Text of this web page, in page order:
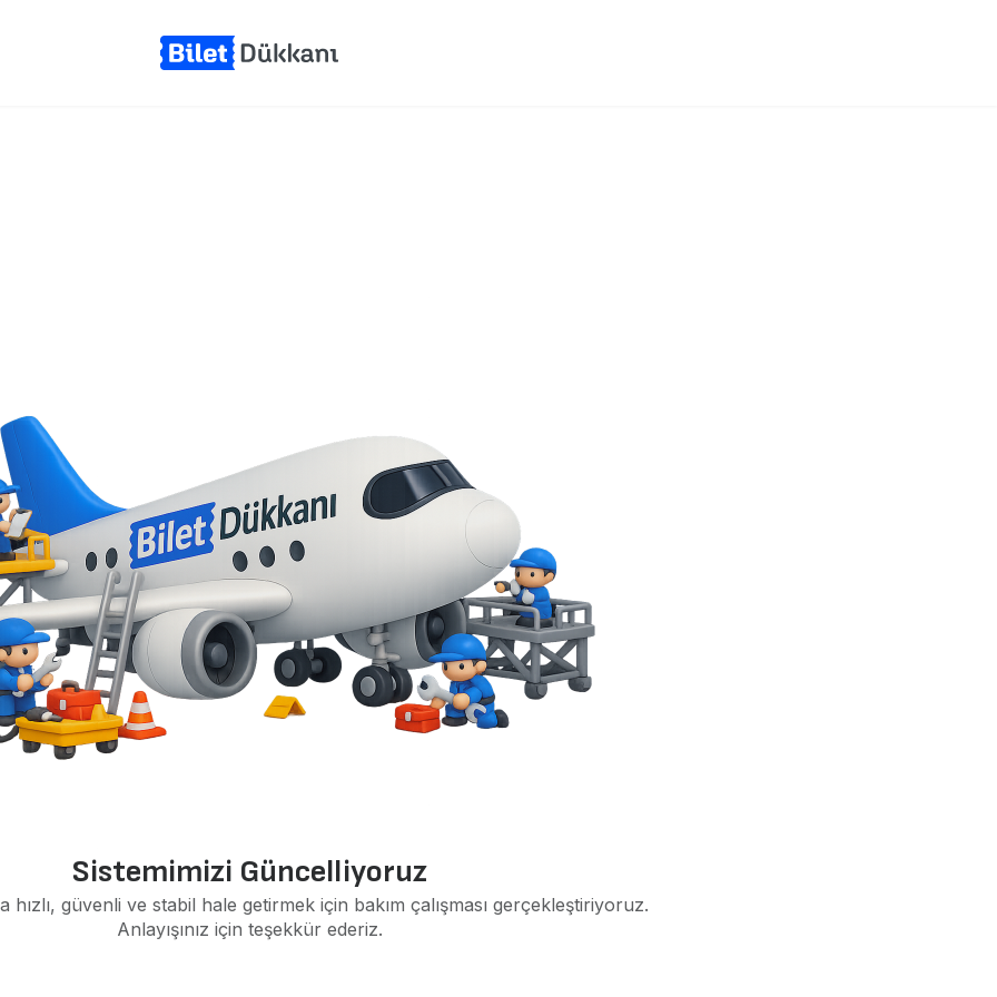
Sistemimizi Güncelliyoruz
hızlı, güvenli ve stabil hale getirmek için bakım çalışması gerçekleştiriyoruz.
Anlayışınız için teşekkür ederiz.